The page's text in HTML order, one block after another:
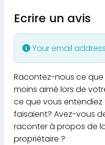
Ecrire un avis
Your email
Racontez-nous ce
moins aimé lors de
ce que vous
faisaient? Avez-vous
raconter à propos de
propriétaire ?